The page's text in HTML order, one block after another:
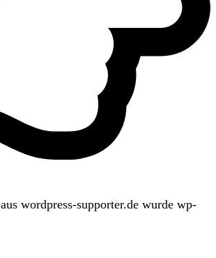
aus wordpress-supporter.de wurde wp-